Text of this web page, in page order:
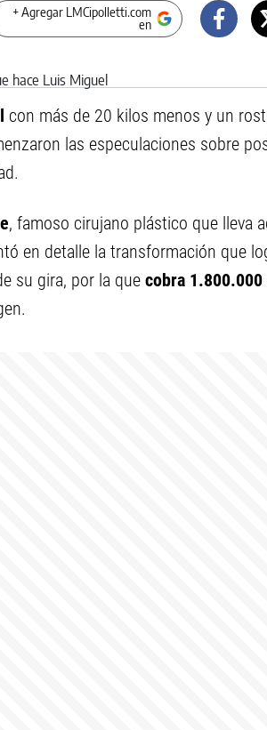
+ Agregar LMCipolletti.com
en
con más de 20 kilos menos y un
las especulaciones sobre
, famoso cirujano plástico que lleva
en detalle la transformación que
su gira, por la que cobra